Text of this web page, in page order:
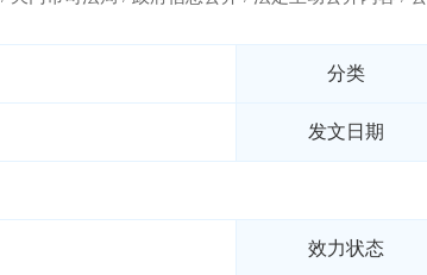
分类
发文日期
效力状态